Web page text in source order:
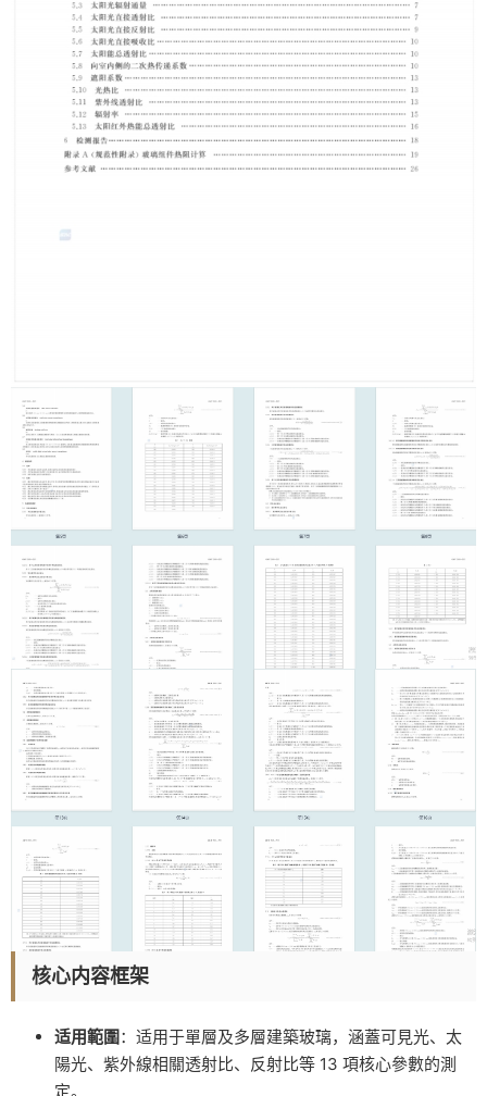
核心内容框架
适用範圍 ：适用于單層及多層建築玻璃，涵蓋可見光、太
陽光、紫外線相關透射比、反射比等 13 項核心參數的測
定。